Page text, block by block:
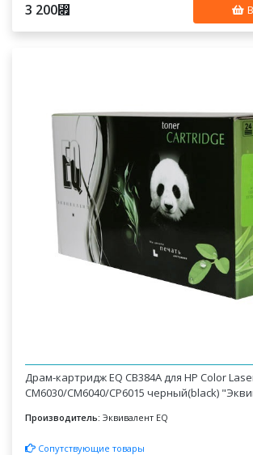
3 200⃏
Драм-картридж EQ CB384A для HP Color
CM6030/CM6040/CP6015 черный(black)
Производитель: Эквивалент EQ
Сопутствующие товары